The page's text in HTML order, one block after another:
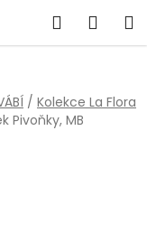
Hledat
/ Kolekce La Flora
Pivoňky, MB